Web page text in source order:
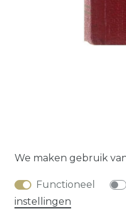
We maken gebruik
Functioneel
instellingen